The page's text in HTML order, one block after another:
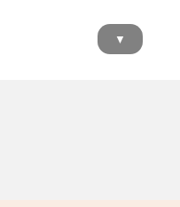
▼